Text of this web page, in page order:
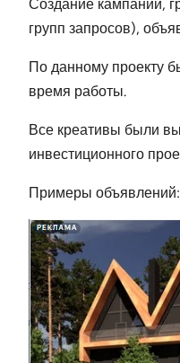
Создание кампаний,
групп запросов),
По данному проекту
время работы.
Все креативы были
инвестиционного
Примеры объявлений: